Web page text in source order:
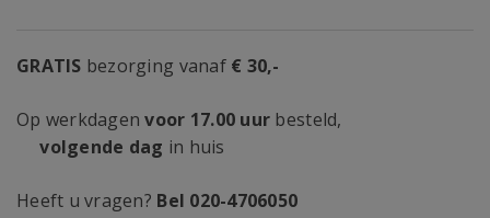
GRATIS bezorging vanaf € 30,-
Op werkdagenvoor 17.00 uur besteld,
volgende dag in huis
Heeft u vragen? Bel 020-4706050